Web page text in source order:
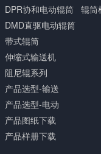
DPR协和电动辊筒
DMD直驱电动辊筒
带式辊筒
伸缩式输送机
阻尼辊系列
产品选型-输送
产品选型-电动
产品图纸下载
产品样册下载
辊筒